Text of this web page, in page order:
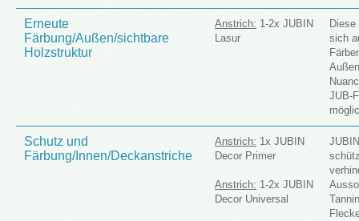
Erneute
Färbung/Außen/sichtbare
Holzstruktur
Anstrich: 1-2x JUBIN
Lasur
sich
JUB-
Schutz und
Färbung/Innen/Deckanstriche
Anstrich: 1x JUBIN
Decor Primer
Anstrich: 1-2x JUBIN
Decor Universal